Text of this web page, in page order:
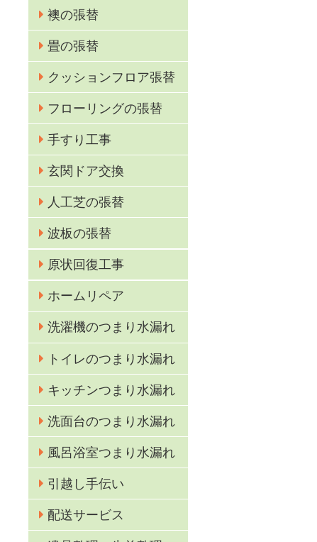
襖の張替
畳の張替
クッションフロア張替
フローリングの張替
手すり工事
玄関ドア交換
人工芝の張替
波板の張替
原状回復工事
ホームリペア
洗濯機のつまり水漏れ
トイレのつまり水漏れ
キッチンつまり水漏れ
洗面台のつまり水漏れ
風呂浴室つまり水漏れ
引越し手伝い
配送サービス